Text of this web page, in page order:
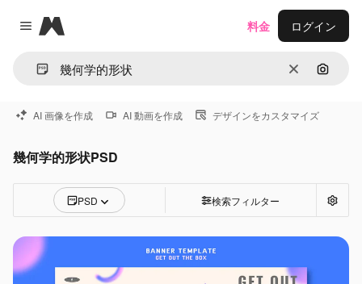
Close menu
Magnific
消去 画像で
料金 ログイン
AI 画像を作成 AI 動画を作成 デザインをカスタマイズ
幾何学的形状PSD
PSD 検索フィルター